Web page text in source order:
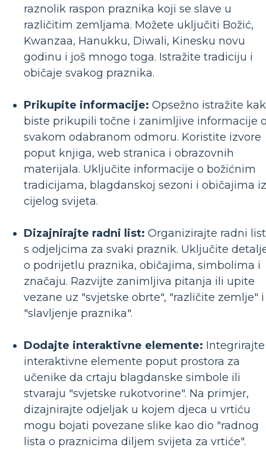
raznolik raspon praznika koji se slave u
različitim zemljama. Možete uključiti Božić,
Kwanzaa, Hanukku, Diwali, Kinesku novu
godinu i još mnogo toga. Istražite tradiciju i
običaje svakog praznika.
Prikupite informacije: Opsežno istražite
biste prikupili točne i zanimljive informacije
svakom odabranom odmoru. Koristite izvore
poput knjiga, web stranica i obrazovnih
materijala. Uključite informacije o božićnim
tradicijama, blagdanskoj sezoni i običajima iz
cijelog svijeta.
Dizajnirajte radni list: Organizirajte radni list
s odjeljcima za svaki praznik. Uključite
o podrijetlu praznika, običajima, simbolima i
značaju. Razvijte zanimljiva pitanja ili upite
vezane uz "svjetske obrte", "različite zemlje" i
"slavljenje praznika".
Dodajte interaktivne elemente: Integrirajte
interaktivne elemente poput prostora za
učenike da crtaju blagdanske simbole ili
stvaraju "svjetske rukotvorine". Na primjer,
dizajnirajte odjeljak u kojem djeca u vrtiću
mogu bojati povezane slike kao dio "radnog
lista o praznicima diljem svijeta za vrtiće".